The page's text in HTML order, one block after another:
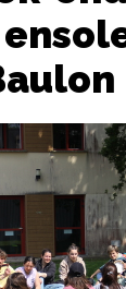
pédagogie
pratiques
Espace anims